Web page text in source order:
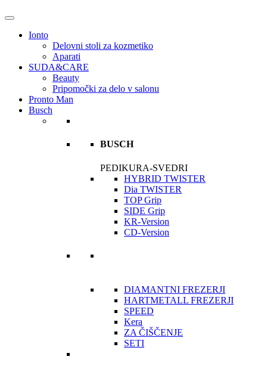
Ionto
Delovni stoli za kozmetiko
Aparati
SUDA&CARE
Beauty
Pripomočki za delo v salonu
Pronto Man
Busch
BUSCH
PEDIKURA-SVEDRI
HYBRID TWISTER
Dia TWISTER
TOP Grip
SIDE Grip
KR-Version
CD-Version
DIAMANTNI FREZERJI
HARTMETALL FREZERJI
SPEED
Kera
ZA ČIŠČENJE
SETI